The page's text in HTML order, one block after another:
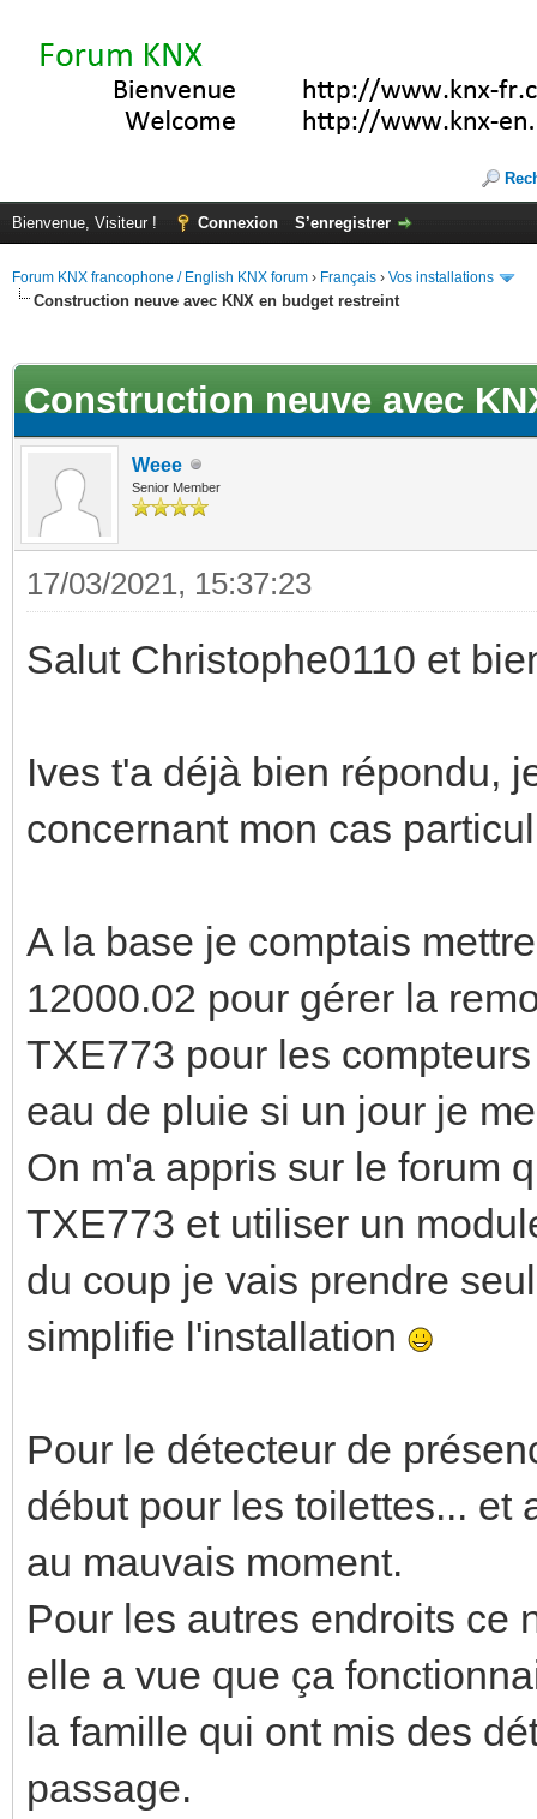
Bienvenue, Visiteur ! Connexion S’enregistrer
Forum KNX francophone / English KNX forum › Français › Vos installations
Construction neuve avec KNX en budget restreint
Construction neuve avec
Weee
Senior Member
17/03/2021, 15:37:23
Salut Christophe0110 et
Ives t'a déjà bien répondu,
concernant mon cas
A la base je comptais
12000.02 pour gérer la
TXE773 pour les
eau de pluie si un jour je
On m'a appris sur le forum
TXE773 et utiliser un
du coup je vais prendre
simplifie l'installation
Pour le détecteur de
début pour les toilettes... et
au mauvais moment.
Pour les autres endroits ce
elle a vue que ça
la famille qui ont mis des
passage.